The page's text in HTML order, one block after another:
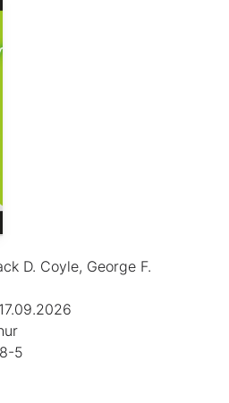
D. Coyle, George F.
17.09.2026
5